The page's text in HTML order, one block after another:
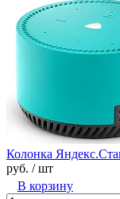
Колонка
руб. / шт
В корзину